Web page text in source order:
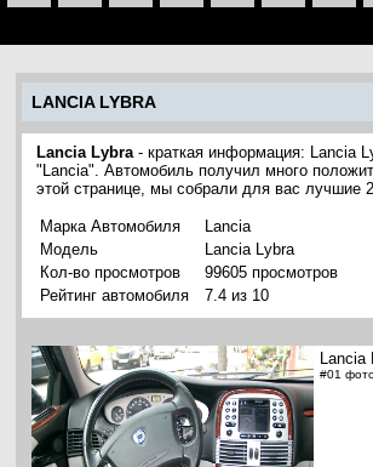
LANCIA LYBRA
Lancia Lybra- краткая информация: Lancia
"Lancia". Автомобиль получил много
этой странице, мы собрали для вас лучшие
Марка Автомобиля
Lancia
Модель
Lancia Lybra
Кол-во просмотров
99605 просмотров
Рейтинг автомобиля
7.4 из 10
Lancia
#01